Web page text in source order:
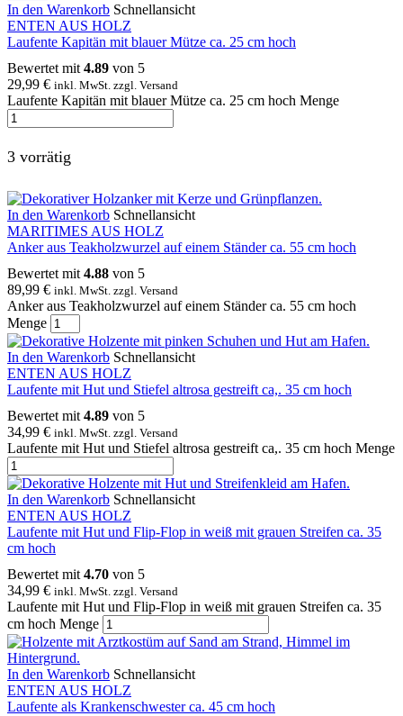
In den Warenkorb Schnellansicht
ENTEN AUS HOLZ
Laufente Kapitän mit blauer Mütze ca. 25 cm hoch
Bewertet mit 4.89 von 5
29,99 € inkl. MwSt. zzgl. Versand
Laufente Kapitän mit blauer Mütze ca. 25 cm hoch Menge
3 vorrätig
In den Warenkorb Schnellansicht
MARITIMES AUS HOLZ
Anker aus Teakholzwurzel auf einem Ständer ca. 55 cm hoch
Bewertet mit 4.88 von 5
89,99 € inkl. MwSt. zzgl. Versand
Anker aus Teakholzwurzel auf einem Ständer ca. 55 cm hoch
Menge
In den Warenkorb Schnellansicht
ENTEN AUS HOLZ
Laufente mit Hut und Stiefel altrosa gestreift ca,. 35 cm hoch
Bewertet mit 4.89 von 5
34,99 € inkl. MwSt. zzgl. Versand
Laufente mit Hut und Stiefel altrosa gestreift ca,. 35 cm hoch Menge
In den Warenkorb Schnellansicht
ENTEN AUS HOLZ
Laufente mit Hut und Flip-Flop in weiß mit grauen Streifen ca. 35
cm hoch
Bewertet mit4.70 von 5
34,99 € inkl. MwSt. zzgl. Versand
Laufente mit Hut und Flip-Flop in weiß mit grauen Streifen ca. 35
cm hoch Menge
In den Warenkorb Schnellansicht
ENTEN AUS HOLZ
Laufente als Krankenschwester ca. 45 cm hoch